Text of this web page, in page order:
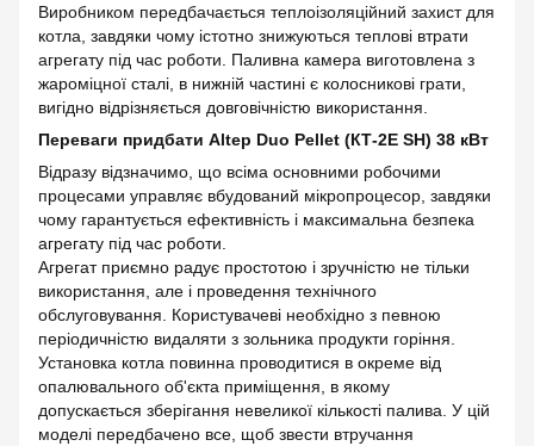
Виробником передбачається теплоізоляційний захист для
котла, завдяки чому істотно знижуються теплові втрати
агрегату під час роботи. Паливна камера виготовлена з
жароміцної сталі, в нижній частині є колосникові грати,
вигідно відрізняється довговічністю використання.
Переваги придбати Altep Duo Pellet (КТ-2Е SH) 38 кВт
Відразу відзначимо, що всіма основними робочими
процесами управляє вбудований мікропроцесор, завдяки
чому гарантується ефективність і максимальна безпека
агрегату під час роботи.
Агрегат приємно радує простотою і зручністю не тільки
використання, але і проведення технічного
обслуговування. Користувачеві необхідно з певною
періодичністю видаляти з зольника продукти горіння.
Установка котла повинна проводитися в окреме від
опалювального об'єкта приміщення, в якому
допускається зберігання невеликої кількості палива. У цій
моделі передбачено все, щоб звести втручання